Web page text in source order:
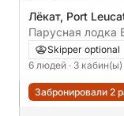
Лёкат, Port
Парусная лодка
Skipper optional
6 людей · 3 кабин(ы)
Забронировали 2